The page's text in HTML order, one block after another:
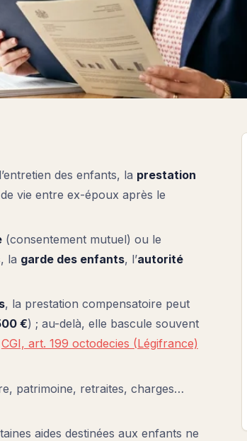
des enfants, la prestation
vie entre ex-époux après le
(consentement mutuel) ou le
la garde des enfants, l’autorité
, la prestation compensatoire peut
€) ; au-delà, elle bascule souvent
CGI, art. 199 octodecies (Légifrance)
patrimoine, retraites, charges…
aides destinées aux enfants ne